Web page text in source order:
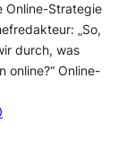
Online-Strategie
„So,
durch, was
online?“ Online-